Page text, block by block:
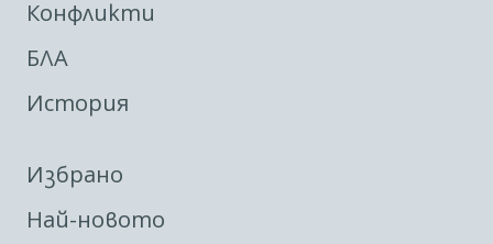
Конфликти
БЛА
История
Избрано
Най-новото